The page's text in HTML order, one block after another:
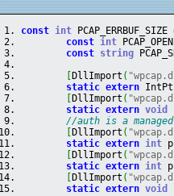
const int PCAP_ERRBUF_SIZE
const int
const string
DllImport (
static extern IntPtr
DllImport (
static extern void
//auth is a
DllImport (
static extern int
DllImport (
static extern int
DllImport (
static extern void